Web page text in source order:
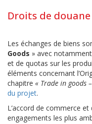
Droits de
Les échanges de biens
Goods » avec
et de quotas sur les
éléments concernant
chapitre « Trade in goods
du projet.
L’accord de commerce
engagements les plus